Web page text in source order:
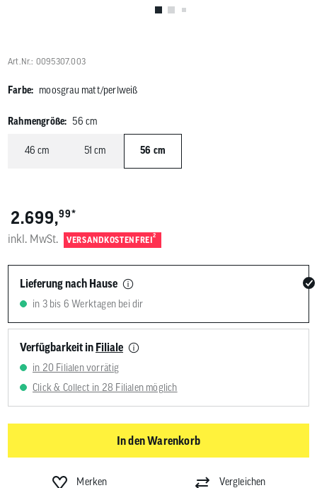
Art.Nr.: 0095307.003
Farbe: moosgrau matt/perlweiß
Rahmengröße: 56 cm
46 cm 51 cm 56 cm
2.699,99*
inkl. MwSt. VERSANDKOSTENFREI2
Lieferung nach Hause
in 3 bis 6 Werktagen bei dir
Verfügbarkeit in Filiale
in 20 Filialen vorrätig
Click & Collect in 28 Filialen möglich
In den Warenkorb
Merken Vergleichen